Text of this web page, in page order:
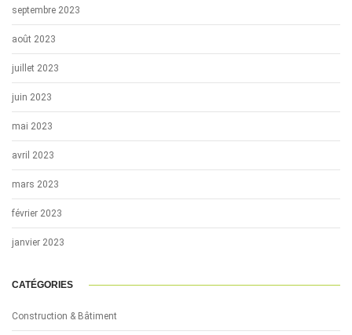
septembre 2023
août 2023
juillet 2023
juin 2023
mai 2023
avril 2023
mars 2023
février 2023
janvier 2023
CATÉGORIES
Construction & Bâtiment